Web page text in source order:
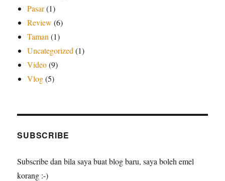
Pasar(1)
Review (6)
Taman (1)
Uncategorized (1)
Video(9)
Vlog(5)
SUBSCRIBE
Subscribe dan bila saya buat blog baru, saya boleh emel
korang :-)